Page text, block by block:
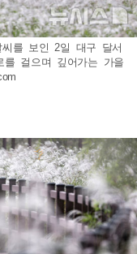
를 보인 2일 대구 달서
걸으며 깊어가는 가을